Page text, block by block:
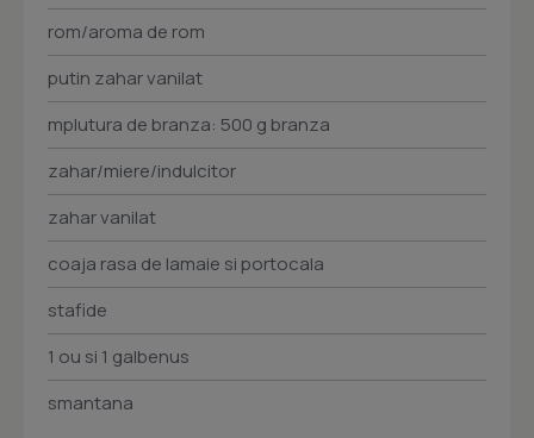
rom/aroma de rom
putin zahar vanilat
mplutura de branza: 500 g branza
zahar/miere/indulcitor
zahar vanilat
coaja rasa de lamaie si portocala
stafide
1 ou si 1 galbenus
smantana